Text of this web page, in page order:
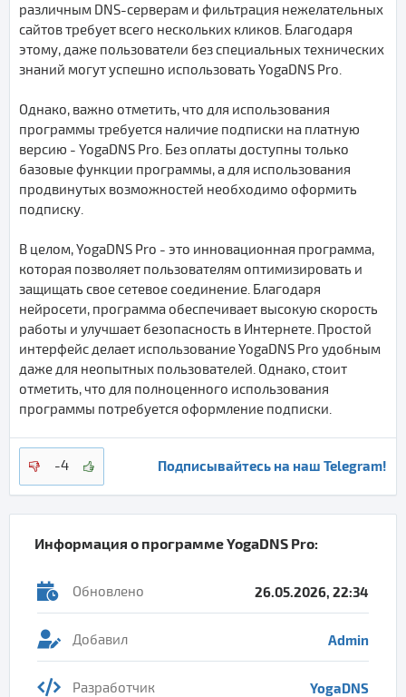
различным DNS-серверам и фильтрация нежелательных
сайтов требует всего нескольких кликов. Благодаря
этому, даже пользователи без специальных технических
знаний могут успешно использовать YogaDNS Pro.
Однако, важно отметить, что для использования
программы требуется наличие подписки на платную
версию - YogaDNS Pro. Без оплаты доступны только
базовые функции программы, а для использования
продвинутых возможностей необходимо оформить
подписку.
В целом, YogaDNS Pro - это инновационная программа,
которая позволяет пользователям оптимизировать и
защищать свое сетевое соединение. Благодаря
нейросети, программа обеспечивает высокую скорость
работы и улучшает безопасность в Интернете. Простой
интерфейс делает использование YogaDNS Pro удобным
даже для неопытных пользователей. Однако, стоит
отметить, что для полноценного использования
программы потребуется оформление подписки.
-4 Подписывайтесь на наш Telegram!
Информация о программеYogaDNS Pro:
Обновлено 26.05.2026, 22:34
Добавил Admin
Разработчик YogaDNS